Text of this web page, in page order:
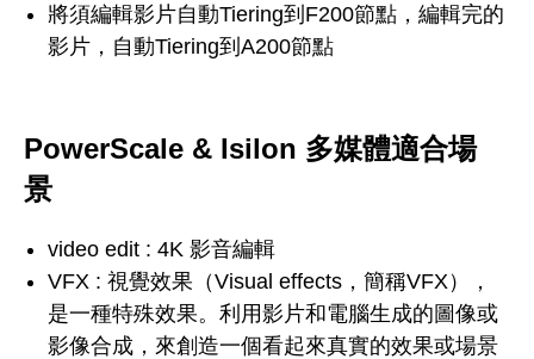
將須編輯影片自動Tiering到F200節點，編輯完的
影片，自動Tiering到A200節點
PowerScale & Isilon 多媒體適合場
景
video edit : 4K 影音編輯
VFX : 視覺效果（Visual effects，簡稱VFX），
是一種特殊效果。利用影片和電腦生成的圖像或
影像合成，來創造一個看起來真實的效果或場景